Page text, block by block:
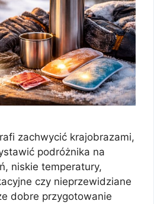
zachwycić krajobrazami,
podróżnika na
niskie temperatury,
czy nieprzewidziane
dobre przygotowanie